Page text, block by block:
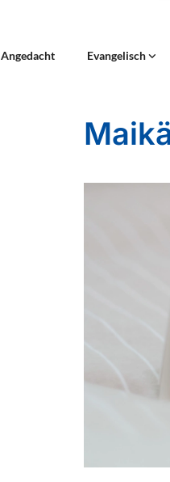
Angedacht Evangelisch